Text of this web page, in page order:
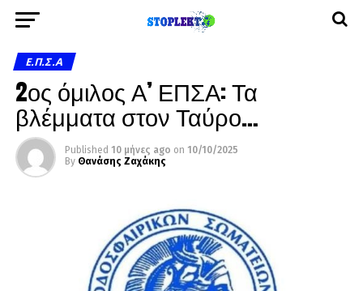
Ε.Π.Σ.Α
2ος όμιλος Α’ ΕΠΣΑ: Τα
βλέμματα στον Ταύρο…
Published 10 μήνες ago on 10/10/2025
By Θανάσης Ζαχάκης